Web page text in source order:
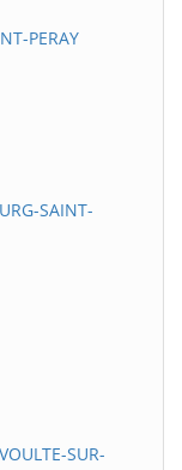
PERAY
SAINT-
SUR-